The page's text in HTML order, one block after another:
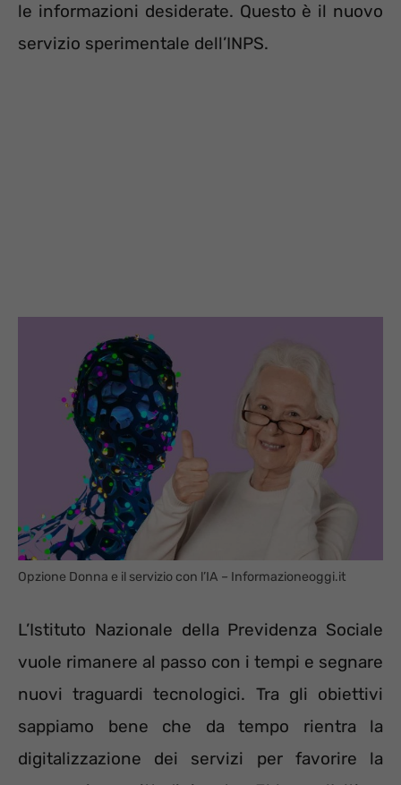
le informazioni desiderate. Questo è il nuovo
servizio sperimentale dell’INPS.
Opzione Donna e il servizio con l’IA – Informazioneoggi.it
L’Istituto Nazionale della Previdenza Sociale
vuole rimanere al passo con i tempi e segnare
nuovi traguardi tecnologici. Tra gli obiettivi
sappiamo bene che da tempo rientra la
digitalizzazione dei servizi per favorire la